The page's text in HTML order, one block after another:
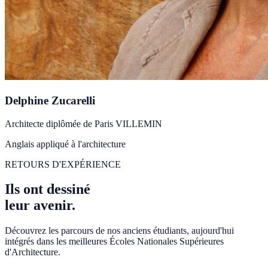
Delphine Zucarelli
Architecte diplômée de Paris VILLEMIN
Anglais appliqué à l'architecture
RETOURS D'EXPÉRIENCE
Ils ont dessiné
leur avenir.
Découvrez les parcours de nos anciens étudiants, aujourd'hui
intégrés dans les meilleures Écoles Nationales Supérieures
d'Architecture.